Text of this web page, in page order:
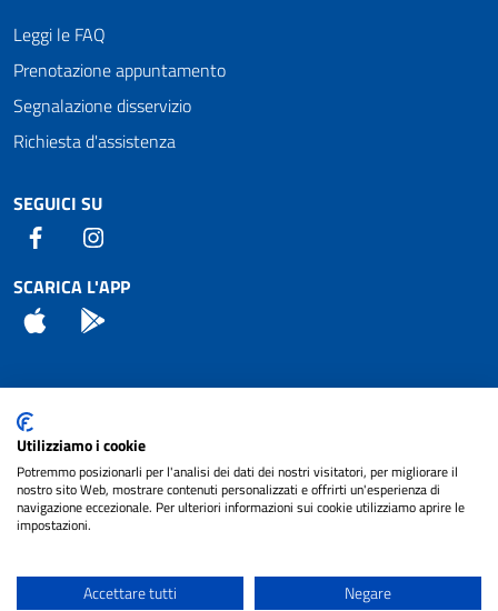
Leggi le FAQ
Prenotazione appuntamento
Segnalazione disservizio
Richiesta d'assistenza
SEGUICI SU
Facebook
SCARICA L'APP
App Store
Attuazione Misure PNRR
Piano di miglioramento del sito
Note legali
cura diNET SMART
Utilizziamo i cookie
Potremmo posizionarli per l'analisi dei dati dei nostri visitatori, per migliorare il
nostro sito Web, mostrare contenuti personalizzati e offrirti un'esperienza di
navigazione eccezionale. Per ulteriori informazioni sui cookie utilizziamo aprire le
impostazioni.
Accettare tutti Negare